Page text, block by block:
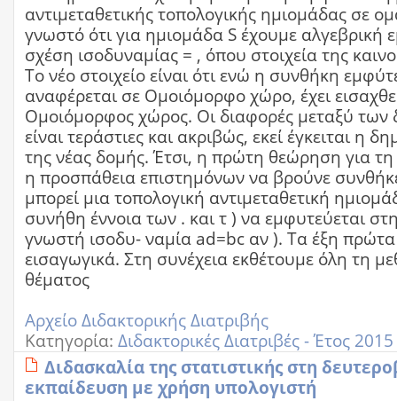
αντιμεταθετικής τοπολογικής ημιομάδας σε
γνωστό ότι για ημιομάδα S έχουμε αλγεβρική
σχέση ισοδυναμίας = , όπου στοιχεία της
Το νέο στοιχείο είναι ότι ενώ η συνθήκη
αναφέρεται σε Ομοιόμορφο χώρο, έχει
Ομοιόμορφος χώρος. Οι διαφορές μεταξύ
είναι τεράστιες και ακριβώς, εκεί έγκειται η
της νέας δομής. Έτσι, η πρώτη θεώρηση για τη
η προσπάθεια επιστημόνων να βρούνε
μπορεί μια τοπολογική αντιμεταθετική
συνήθη έννοια των . και τ ) να εμφυτεύεται
γνωστή ισοδυ- ναμία ad=bc αν ). Τα έξη πρώτα
εισαγωγικά. Στη συνέχεια εκθέτουμε όλη τη
θέματος
Αρχείο Διδακτορικής Διατριβής
Κατηγορία: Διδακτορικές Διατριβές - Έτος 2015
Διδασκαλία της στατιστικής στη
εκπαίδευση με χρήση υπολογιστή